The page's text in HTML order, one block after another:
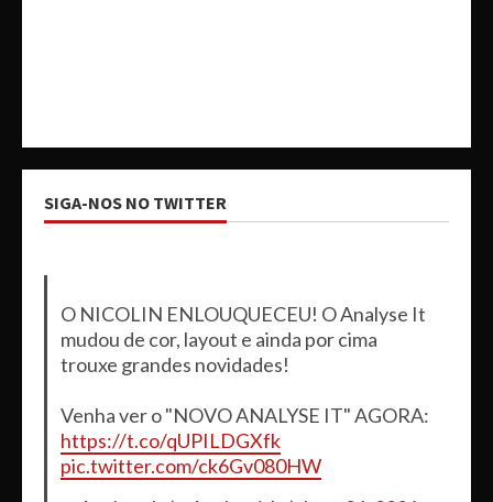
SIGA-NOS NO TWITTER
O NICOLIN ENLOUQUECEU! O Analyse It
mudou de cor, layout e ainda por cima
trouxe grandes novidades!
Venha ver o "NOVO ANALYSE IT" AGORA:
https://t.co/qUPILDGXfk
pic.twitter.com/ck6Gv080HW